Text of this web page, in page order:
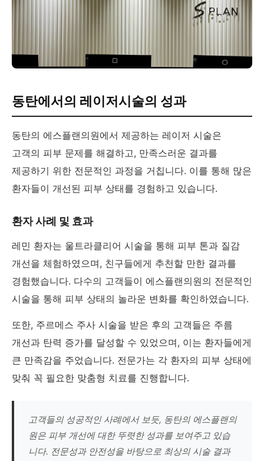
동탄에서의 레이저시술의 성과
동탄의 에스플랜의원에서 제공하는 레이저 시술은
고객의 피부 문제를 해결하고, 만족스러운 결과를
제공하기 위한 전문적인 과정을 거칩니다. 이를 통해 많은
환자들이 개선된 피부 상태를 경험하고 있습니다.
환자 사례 및 효과
레민 환자는 울트라클리어 시술을 통해 피부 톤과 질감
개선을 체험하였으며, 친구들에게 추천할 만한 결과를
경험했습니다. 다수의 고객들이 에스플랜의원의 전문적인
시술을 통해 피부 상태의 놀라운 변화를 확인하였습니다.
또한, 주르메스 주사 시술을 받은 후의 고객들은 주름
개선과 탄력 증가를 달성할 수 있었으며, 이는 환자들에게
큰 만족감을 주었습니다. 전문가는 각 환자의 피부 상태에
맞춰 꼭 필요한 맞춤형 치료를 진행합니다.
고객들의 성공적인 사례에서 보듯, 동탄의 에스플랜의
원은 피부 개선에 대한 뚜렷한 성과를 보여주고 있습
니다. 전문성과 안전성을 바탕으로 최상의 시술 결과